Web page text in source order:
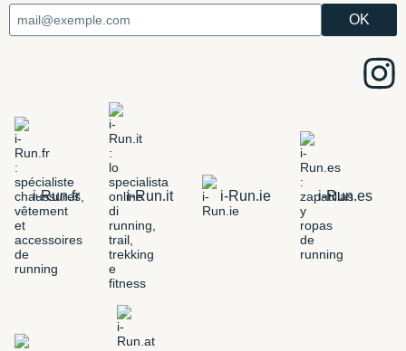
i-Run.fr i-Run.it i-Run.ie i-Run.es